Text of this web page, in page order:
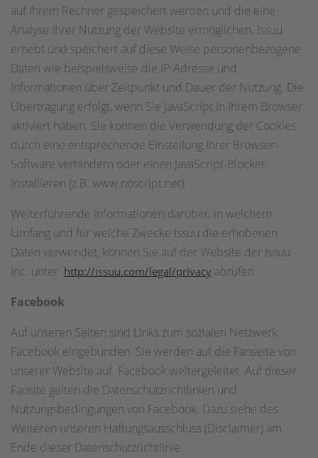
auf Ihrem Rechner gespeichert werden und die eine
Analyse Ihrer Nutzung der Website ermöglichen. Issuu
erhebt und speichert auf diese Weise personenbezogene
Daten wie beispielsweise die IP-Adresse und
Informationen über Zeitpunkt und Dauer der Nutzung. Die
Übertragung erfolgt, wenn Sie JavaScript in Ihrem Browser
aktiviert haben. Sie können die Verwendung der Cookies
durch eine entsprechende Einstellung Ihrer Browser-
Software verhindern oder einen JavaScript-Blocker
installieren (z.B. www.noscript.net).
Weiterführende Informationen darüber, in welchem
Umfang und für welche Zwecke Issuu die erhobenen
Daten verwendet, können Sie auf der Website der Issuu
Inc. unter http://issuu.com/legal/privacy abrufen.
Facebook
Auf unseren Seiten sind Links zum sozialen Netzwerk
Facebook eingebunden. Sie werden auf die Fanseite von
unserer Website auf Facebook weitergeleitet. Auf dieser
Fansite gelten die Datenschutzrichtlinien und
Nutzungsbedingungen von Facebook. Dazu siehe des
Weiteren unseren Haftungsausschluss (Disclaimer) am
Ende dieser Datenschutzrichtlinie.